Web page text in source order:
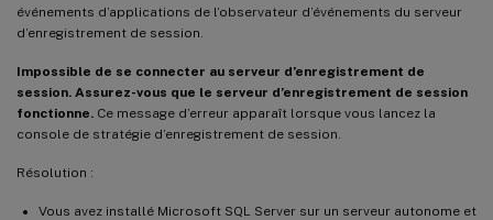
événements d’applications de l’observateur d’événements du serveur
d’enregistrement de session.
Impossible de se connecter au serveur d’enregistrement de
session. Assurez-vous que le serveur d’enregistrement de session
fonctionne. Ce message d’erreur apparaît lorsque vous lancez la
console de stratégie d’enregistrement de session.
Résolution :
Vous avez installé Microsoft SQL Server sur un serveur autonome et